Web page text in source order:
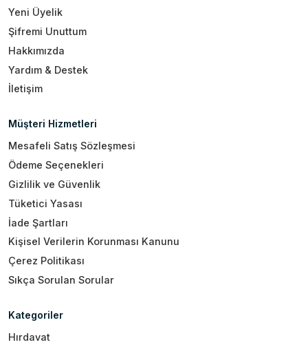
Yeni Üyelik
Şifremi Unuttum
Hakkımızda
Yardım & Destek
İletişim
Müşteri Hizmetleri
Mesafeli Satış Sözleşmesi
Ödeme Seçenekleri
Gizlilik ve Güvenlik
Tüketici Yasası
İade Şartları
Kişisel Verilerin Korunması Kanunu
Çerez Politikası
Sıkça Sorulan Sorular
Kategoriler
Hırdavat